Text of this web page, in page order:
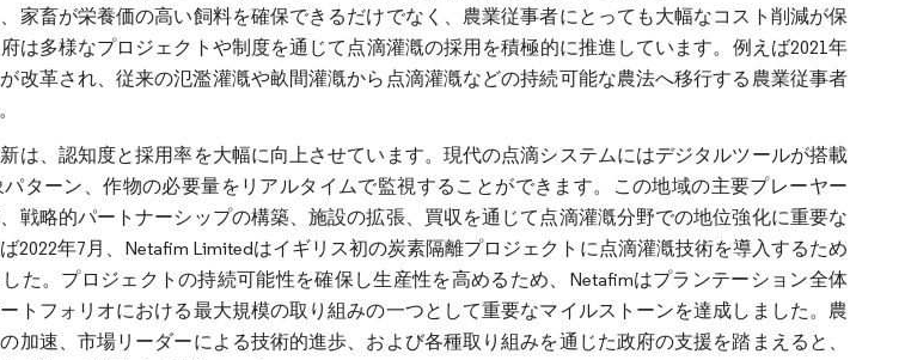
家畜が栄養価の高い飼料を確保できるだけでなく、農業従事者にとっても大幅なコスト削減が保
は多様なプロジェクトや制度を通じて点滴灌漑の採用を積極的に推進しています。例えば2021年
改革され、従来の氾濫灌漑や畝間灌漑から点滴灌漑などの持続可能な農法へ移行する農業従事者
は、認知度と採用率を大幅に向上させています。現代の点滴システムにはデジタルツールが搭載
ターン、作物の必要量をリアルタイムで監視することができます。この地域の主要プレーヤー
戦略的パートナーシップの構築、施設の拡張、買収を通じて点滴灌漑分野での地位強化に重要な
2022年7月、Netafim Limitedはイギリス初の炭素隔離プロジェクトに点滴灌漑技術を導入するため
した。プロジェクトの持続可能性を確保し生産性を高めるため、Netafimはプランテーション全体
トフォリオにおける最大規模の取り組みの一つとして重要なマイルストーンを達成しました。農
加速、市場リーダーによる技術的進歩、および各種取り組みを通じた政府の支援を踏まえると、